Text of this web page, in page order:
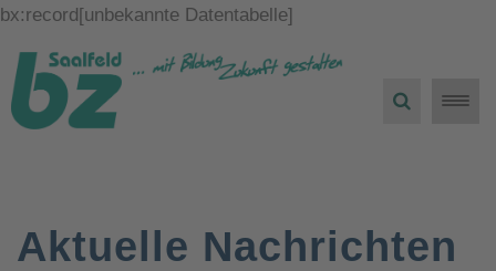
bx:record[unbekannte Datentabelle]
Toggle
Aktuelle Nachrichten